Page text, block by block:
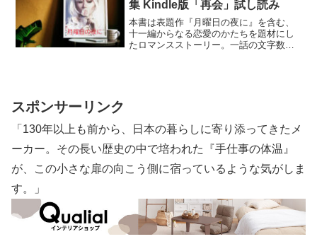
集 Kindle版「再会」試し読み
本書は表題作『月曜日の夜に』を含む、
十一編からなる恋愛のかたちを題材にし
たロマンスストーリー。一話の文字数は
スポンサーリンク
「130年以上も前から、日本の暮らしに寄り添ってきたメ
ーカー。その長い歴史の中で培われた『手仕事の体温』
が、この小さな扉の向こう側に宿っているような気がしま
す。」